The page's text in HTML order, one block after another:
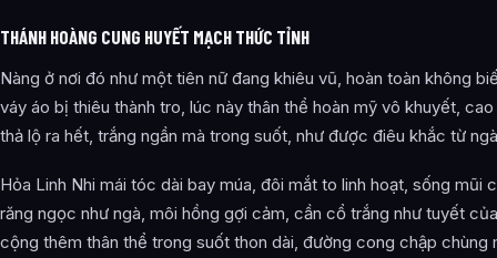
THÁNH HOÀNG CUNG HUYẾT MẠCH THỨC TỈNH
Nàng ở nơi đó như một tiên nữ đang khiêu vũ, hoàn toàn không
váy áo bị thiêu thành tro, lúc này thân thể hoàn mỹ vô khuyết,
thả lộ ra hết, trắng ngần mà trong suốt, như được điêu khắc từ
Hỏa Linh Nhi mái tóc dài bay múa, đôi mắt to linh hoạt, sống mũi
răng ngọc như ngà, môi hồng gợi cảm, cần cổ trắng như tuyết
cộng thêm thân thể trong suốt thon dài, đường cong chập chùng